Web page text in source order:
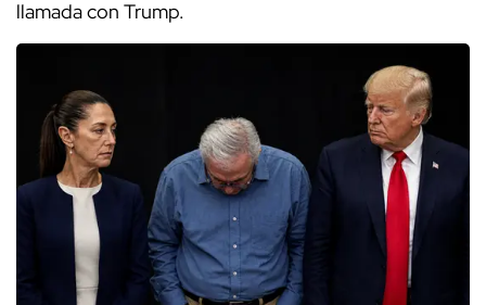
llamada con Trump.